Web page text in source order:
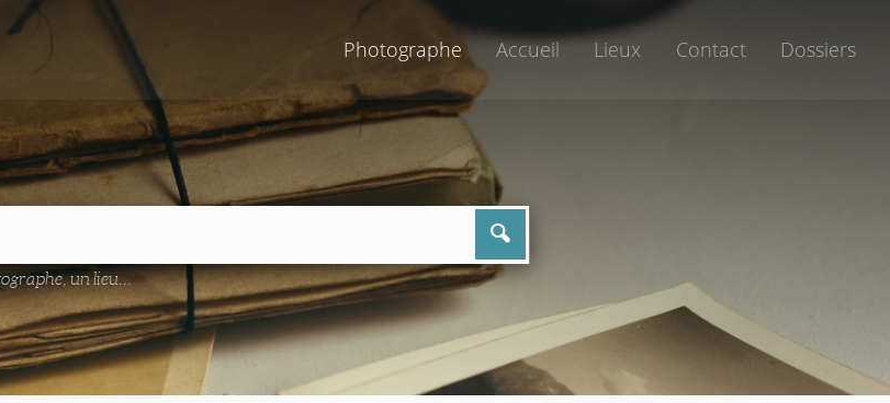
Photographe Accueil Lieux Contact Dossiers
un lieu...